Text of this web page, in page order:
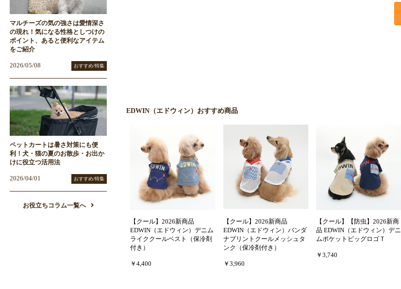
EDWIN（エドウィン）おすすめ商品
【クール】2026新商品
EDWIN（エドウィン）デニム
ライククールベスト（保冷剤
付き）
￥4,400
【クール】2026新商品
EDWIN（エドウィン）バンダ
ナプリントクールメッシュタ
ンク（保冷剤付き）
￥3,960
【クール】【防虫】2026新商
品 EDWIN（エドウィン）デニ
ムポケットビッグロゴＴ
￥3,740
マルチーズの気の強さは愛情深さ
の現れ！気になる性格としつけの
ポイント、あると便利なアイテム
をご紹介
2026/05/08 おすすめ/特集
ペットカートは暑さ対策にも便
利！犬・猫の夏のお散歩・お出か
けに役立つ活用法
2026/04/01 おすすめ/特集
お役立ちコラム一覧へ